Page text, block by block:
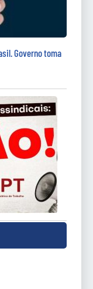
Governo toma